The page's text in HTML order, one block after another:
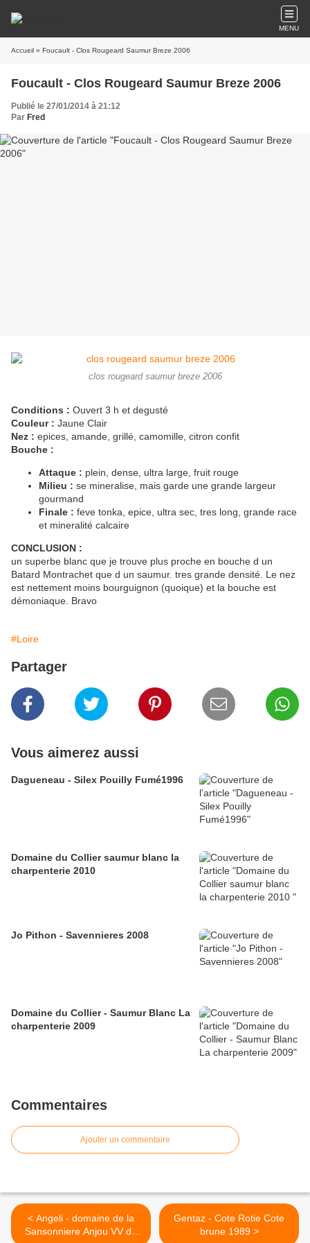
MENU
Accueil » Foucault - Clos Rougeard Saumur Breze 2006
Foucault - Clos Rougeard Saumur Breze 2006
Publié le 27/01/2014 à 21:12
Par Fred
clos rougeard saumur breze 2006
Conditions : Ouvert 3 h et degusté
Couleur : Jaune Clair
Nez : epices, amande, grillé, camomille, citron confit
Bouche :
Attaque : plein, dense, ultra large, fruit rouge
Milieu : se mineralise, mais garde une grande largeur
gourmand
Finale : feve tonka, epice, ultra sec, tres long, grande race
et mineralité calcaire
CONCLUSION :
un superbe blanc que je trouve plus proche en bouche d un
Batard Montrachet que d un saumur. tres grande densité. Le nez
est nettement moins bourguignon (quoique) et la bouche est
démoniaque. Bravo
#Loire
Partager
Vous aimerez aussi
Dagueneau - Silex Pouilly Fumé1996
Domaine du Collier saumur blanc la
charpenterie 2010
Jo Pithon - Savennieres 2008
Domaine du Collier - Saumur Blanc La
charpenterie 2009
Commentaires
Ajouter un commentaire
< Angeli - domaine de la
Sansonniere Anjou VV de
Gentaz - Cote Rotie Cote
brune 1989 >